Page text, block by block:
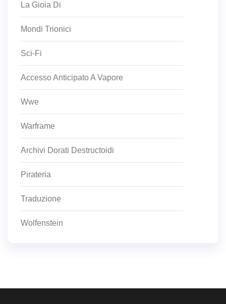
La Gioia Di
Mondi Trionici
Sci-Fi
Accesso Anticipato A Vapore
Wwe
Warframe
Archivi Dorati Destructoidi
Pirateria
Traduzione
Wolfenstein